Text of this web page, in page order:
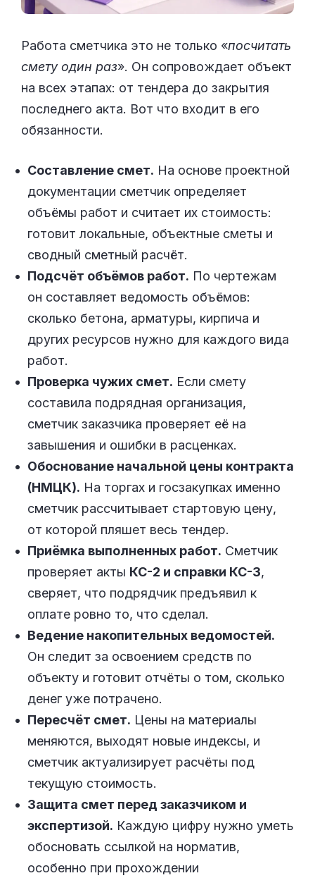
Работа сметчика это не только «посчитать
смету один раз». Он сопровождает объект
на всех этапах: от тендера до закрытия
последнего акта. Вот что входит в его
обязанности.
Составление смет. На основе проектной
документации сметчик определяет
объёмы работ и считает их стоимость:
готовит локальные, объектные сметы и
сводный сметный расчёт.
Подсчёт объёмов работ. По чертежам
он составляет ведомость объёмов:
сколько бетона, арматуры, кирпича и
других ресурсов нужно для каждого вида
работ.
Проверка чужих смет. Если смету
составила подрядная организация,
сметчик заказчика проверяет её на
завышения и ошибки в расценках.
Обоснование начальной цены контракта
(НМЦК). На торгах и госзакупках именно
сметчик рассчитывает стартовую цену,
от которой пляшет весь тендер.
Приёмка выполненных работ. Сметчик
проверяет акты КС-2 и справки КС-3,
сверяет, что подрядчик предъявил к
оплате ровно то, что сделал.
Ведение накопительных ведомостей.
Он следит за освоением средств по
объекту и готовит отчёты о том, сколько
денег уже потрачено.
Пересчёт смет. Цены на материалы
меняются, выходят новые индексы, и
сметчик актуализирует расчёты под
текущую стоимость.
Защита смет перед заказчиком и
экспертизой. Каждую цифру нужно уметь
обосновать ссылкой на норматив,
особенно при прохождении